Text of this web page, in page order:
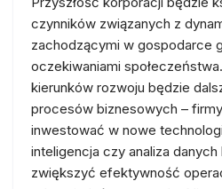
czynników związanych z
zachodzącymi w gospodarce
oczekiwaniami
kierunków rozwoju będzie
procesów biznesowych –
inwestować w nowe
inteligencja czy analiza
zwiększyć efektywność